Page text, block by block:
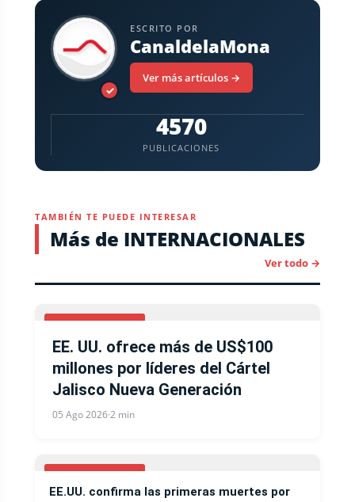
✓
ESCRITO POR
CanaldelaMona
Ver más artículos →
4570
PUBLICACIONES
TAMBIÉN TE PUEDE INTERESAR
Más de INTERNACIONALES
Ver todo →
ESTADOS UNIDOS
EE. UU. ofrece más de US$100
millones por líderes del Cártel
Jalisco Nueva Generación
05 Ago 2026·2 min
ESTADOS UNIDOS
EE.UU. confirma las primeras muertes por